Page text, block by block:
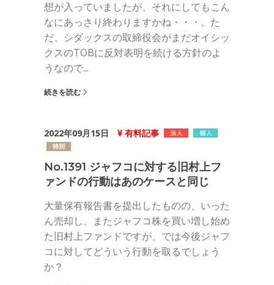
想が入っていましたが、それにしてもこん
なにあっさり終わりますかね・・・。た
だ、シダックスの取締役会がまだオイシッ
クスのTOBに反対表明を続ける方針のよ
うなので...
続きを読む
2022年09月15日 有料記事
No.1391 ジャフコに対する旧村上フ
ァンドの行動はあのケースと同じ
大量保有報告書を提出したものの、いった
ん売却し、またジャフコ株を買い増し始め
た旧村上ファンドですが、では今後ジャフ
コに対してどういう行動を取るでしょう
か？